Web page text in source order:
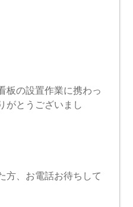
板の設置作業に携わっ
がとうございまし
方、お電話お待ちして